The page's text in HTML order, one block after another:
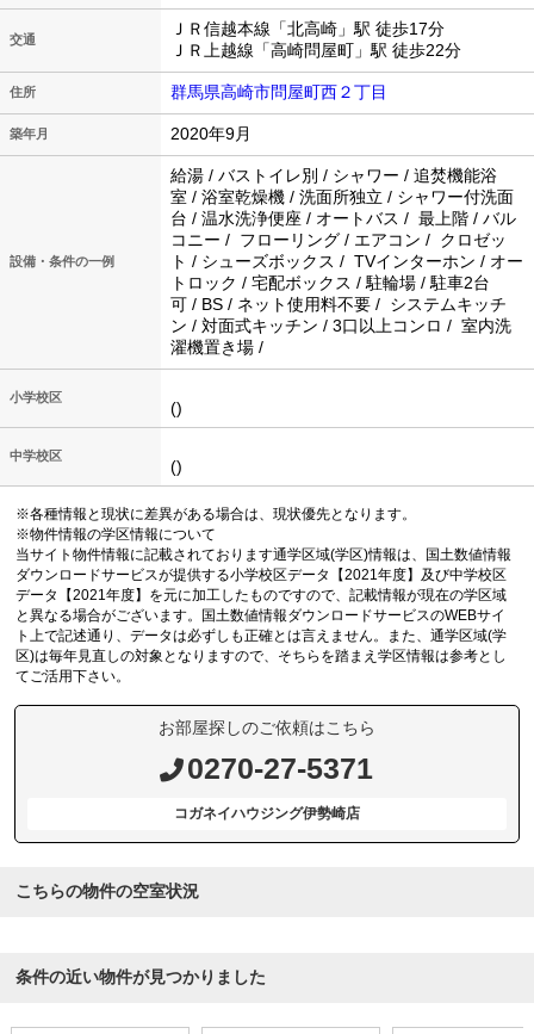
交通
ＪＲ信越本線「北高崎」駅 徒歩17分
ＪＲ上越線「高崎問屋町」駅 徒歩22分
住所 群馬県高崎市問屋町西２丁目
築年月 2020年9月
設備・条件の一例
給湯 / バストイレ別 / シャワー / 追焚機能浴
室 / 浴室乾燥機 / 洗面所独立 / シャワー付洗面
台 / 温水洗浄便座 / オートバス / 最上階 / バル
コニー / フローリング / エアコン / クロゼッ
ト / シューズボックス / TVインターホン / オー
トロック / 宅配ボックス / 駐輪場 / 駐車2台
可 / BS / ネット使用料不要 / システムキッチ
ン / 対面式キッチン / 3口以上コンロ / 室内洗
濯機置き場 /
小学校区
()
中学校区
()
※各種情報と現状に差異がある場合は、現状優先となります。
※物件情報の学区情報について
当サイト物件情報に記載されております通学区域(学区)情報は、国土数値情報
ダウンロードサービスが提供する小学校区データ【2021年度】及び中学校区
データ【2021年度】を元に加工したものですので、記載情報が現在の学区域
と異なる場合がございます。国土数値情報ダウンロードサービスのWEBサイ
ト上で記述通り、データは必ずしも正確とは言えません。また、通学区域(学
区)は毎年見直しの対象となりますので、そちらを踏まえ学区情報は参考とし
てご活用下さい。
お部屋探しのご依頼はこちら
0270-27-5371
コガネイハウジング伊勢崎店
こちらの物件の空室状況
条件の近い物件が見つかりました